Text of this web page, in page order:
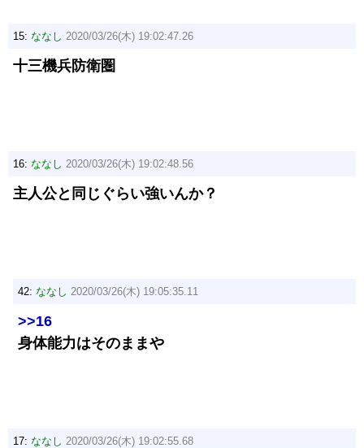
15: ななし 2020/03/26(木) 19:02:47.26
十三機兵防衛圏
16: ななし 2020/03/26(木) 19:02:48.56
主人公と同じぐらい強いんか？
42: ななし 2020/03/26(木) 19:05:35.11
>>16
身体能力はそのままや
17: ななし 2020/03/26(木) 19:02:55.68